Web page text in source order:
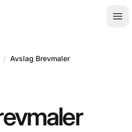
/ Avslag Brevmaler